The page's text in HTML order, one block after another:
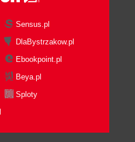
Sensus.pl
DlaBystrzakow.pl
Ebookpoint.pl
Beya.pl
Sploty